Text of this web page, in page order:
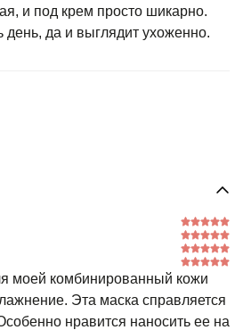
и под крем просто шикарно.
день, да и выглядит ухоженно.
моей комбинированный кожи
Эта маска справляется
нравится наносить ее на